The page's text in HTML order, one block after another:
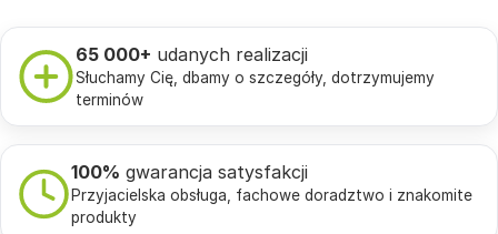
65 000+ udanych realizacji
Słuchamy Cię, dbamy o szczegóły, dotrzymujemy
terminów
100% gwarancja satysfakcji
Przyjacielska obsługa, fachowe doradztwo i znakomite
produkty